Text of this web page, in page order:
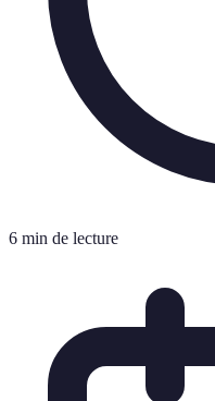
6 min de lecture